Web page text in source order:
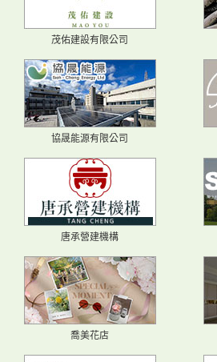
茂佑建設有限公司
協晟能源有限公司
唐承營建機構
喬美花店